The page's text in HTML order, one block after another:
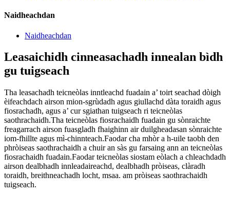
Naidheachdan
Naidheachdan
Leasaichidh cinneasachadh innealan bìdh
gu tuigseach
Tha leasachadh teicneòlas inntleachd fuadain a’ toirt seachad dòigh
èifeachdach airson mion-sgrùdadh agus giullachd dàta toraidh agus
fiosrachadh, agus a’ cur sgiathan tuigseach ri teicneòlas
saothrachaidh.Tha teicneòlas fiosrachaidh fuadain gu sònraichte
freagarrach airson fuasgladh fhaighinn air duilgheadasan sònraichte
iom-fhillte agus mì-chinnteach.Faodar cha mhòr a h-uile taobh den
phròiseas saothrachaidh a chuir an sàs gu farsaing ann an teicneòlas
fiosrachaidh fuadain.Faodar teicneòlas siostam eòlach a chleachdadh
airson dealbhadh innleadaireachd, dealbhadh pròiseas, clàradh
toraidh, breithneachadh locht, msaa. am pròiseas saothrachaidh
tuigseach.